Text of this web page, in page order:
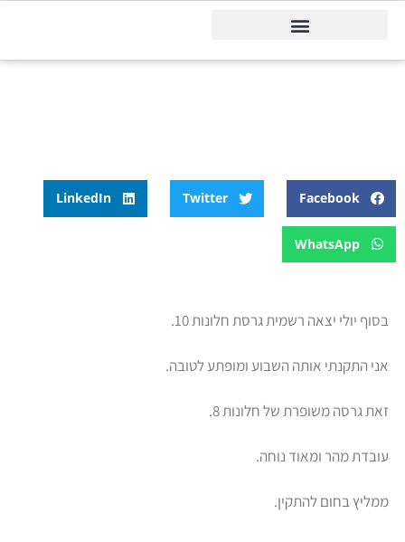
Facebook
Twitter
LinkedIn
WhatsApp
בסוף יולי יצאה רשמית גרסת חלונות 10.
אני התקנתי אותה השבוע ומופתע לטובה.
זאת גרסה משופרת של חלונות 8.
עובדת מהר ומאוד נוחה.
ממליץ בחום להתקין.